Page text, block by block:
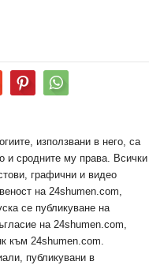
използвани в него, са
и сродните му права. Всички
графични и видео
на 24shumen.com,
се публикуване на
на 24shumen.com,
към 24shumen.com.
публикувани в